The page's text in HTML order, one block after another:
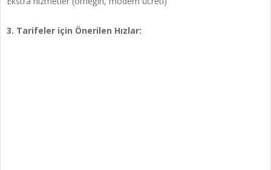
3. Tarifeler için Önerilen Hızlar: